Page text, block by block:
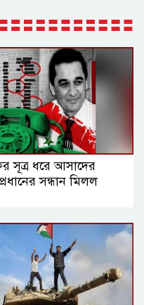
সূত্র ধরে আসাদের
সন্ধান মিলল